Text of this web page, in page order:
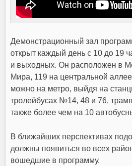
Демонстрационный зал
открыт каждый день с 10 до 19
и выходных. Он расположен в
Мира, 119 на центральной
можно на метро, выйдя на
тролейбусах №14, 48 и 76,
также более чем на 10
В ближайших перспективах
должны появиться во всех
вошедшие в программу.